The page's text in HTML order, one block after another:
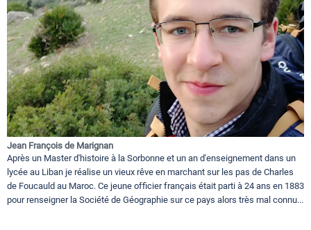
Jean François de Marignan
Après un Master d'histoire à la Sorbonne et un an d'enseignement dans un
lycée au Liban je réalise un vieux rêve en marchant sur les pas de Charles
de Foucauld au Maroc. Ce jeune officier français était parti à 24 ans en 1883
pour renseigner la Société de Géographie sur ce pays alors très mal connu...